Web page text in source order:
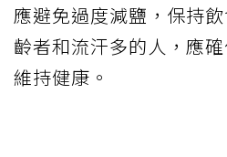
應避免過度減鹽，保持
齡者和流汗多的人，應
維持健康。